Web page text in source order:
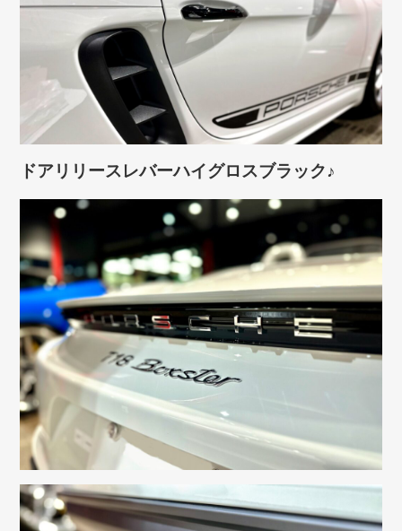
ドアリリースレバーハイグロスブラック♪